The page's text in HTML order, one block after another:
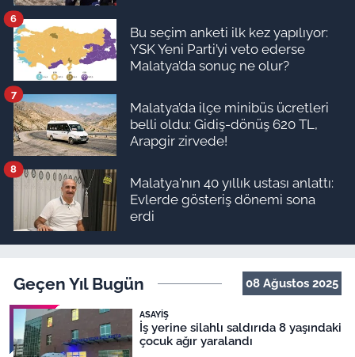
Bu seçim anketi ilk kez yapılıyor:
YSK Yeni Parti’yi veto ederse
Malatya’da sonuç ne olur?
6
Malatya’da ilçe minibüs ücretleri
belli oldu: Gidiş-dönüş 620 TL,
Arapgir zirvede!
7
Malatya'nın 40 yıllık ustası anlattı:
Evlerde gösteriş dönemi sona
erdi
8
Geçen Yıl Bugün 08 Ağustos 2025
ASAYIŞ
İş yerine silahlı saldırıda 8 yaşındaki
çocuk ağır yaralandı